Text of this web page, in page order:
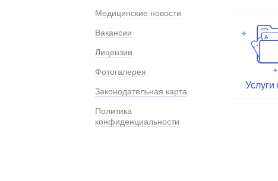
Медицинские новости
Вакансии
Лицензии
Фотогалерея
Законодательная карта
Политика
конфиденциальности